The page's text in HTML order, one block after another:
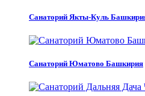
Санаторий Якты-Куль
Санаторий Юматово Башкирия